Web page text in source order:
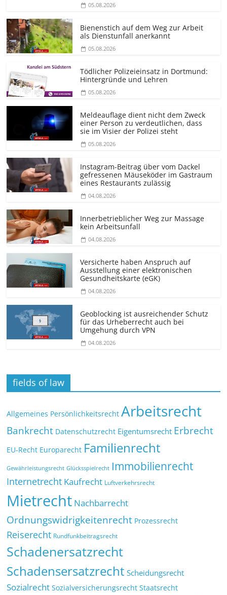
05.08.2026
Bienenstich auf dem Weg zur Arbeit
als Dienstunfall anerkannt
05.08.2026
Tödlicher Polizeieinsatz in Dortmund:
Hintergründe und Lehren
05.08.2026
Meldeauflage dient nicht dem Zweck
einer Person zu verdeutlichen, dass
sie im Visier der Polizei steht
05.08.2026
Instagram-Beitrag über vom Dackel
gefressenen Mäuseköder im Gastraum
eines Restaurants zulässig
04.08.2026
Innerbetrieblicher Weg zur Massage
kein Arbeitsunfall
04.08.2026
Versicherte haben Anspruch auf
Ausstellung einer elektronischen
Gesundheitskarte (eGK)
04.08.2026
Geoblocking ist ausreichender Schutz
für das Urheberrecht auch bei
Umgehung durch VPN
04.08.2026
fields of law
Allgemeines Persönlichkeitsrecht Arbeitsrecht
Bankrecht Datenschutzrecht Eigentumsrecht Erbrecht
EU-Recht Europarecht Familienrecht
Gewährleistungsrecht Glücksspielrecht Immobilienrecht
Internetrecht Kaufrecht Luftverkehrsrecht
Mietrecht Nachbarrecht
Ordnungswidrigkeitenrecht Prozessrecht
Reiserecht Rundfunkbeitragsrecht
Schadenersatzrecht
Schadensersatzrecht Scheidungsrecht
Sozialrecht Sozialversicherungsrecht Staatsrecht